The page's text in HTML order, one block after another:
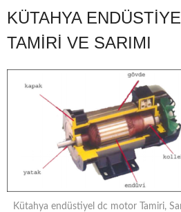
KÜTAHYA
TAMIRI VE SARIMI
Kütahya endüstiyel dc motor Tamiri,